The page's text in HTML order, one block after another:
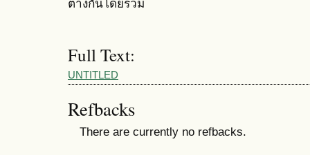
ต่างกันโดยรวม
Full Text:
UNTITLED
Refbacks
There are currently no refbacks.